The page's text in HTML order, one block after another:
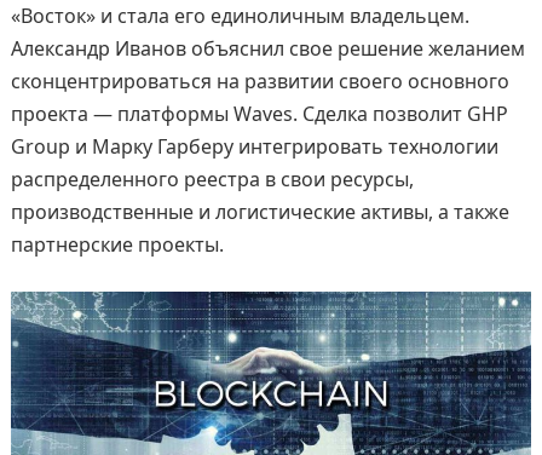
«Восток» и стала его единоличным владельцем.
Александр Иванов объяснил свое решение желанием
сконцентрироваться на развитии своего основного
проекта — платформы Waves. Сделка позволит GHP
Group и Марку Гарберу интегрировать технологии
распределенного реестра в свои ресурсы,
производственные и логистические активы, а также
партнерские проекты.